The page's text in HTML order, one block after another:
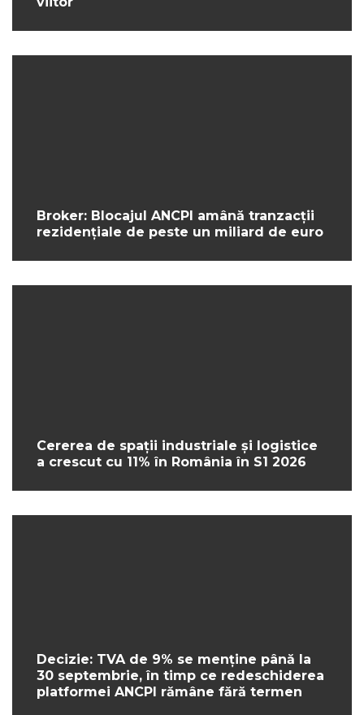
Broker: Blocajul ANCPI amână tranzacții
rezidențiale de peste un miliard de euro
Cererea de spații industriale și logistice
a crescut cu 11% în România în S1 2026
Decizie: TVA de 9% se menține până la
30 septembrie, în timp ce redeschiderea
platformei ANCPI rămâne fără termen